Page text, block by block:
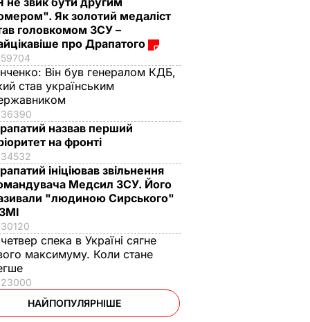
Як золотий медаліст
головкомом ЗСУ –
про Драпатого
59704
Він був генералом КДБ,
став українським
36390
назвав перший
на фронті
34532
ініціював звільнення
Медсил ЗСУ. Його
"людиною Сирського"
30120
спека в Україні сягне
максимуму. Коли стане
23000
НАЙПОПУЛЯРНІШЕ